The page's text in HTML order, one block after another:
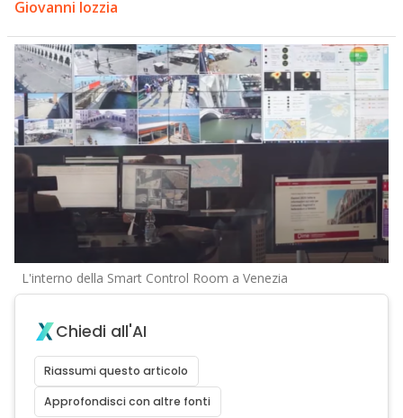
Giovanni Iozzia
L'interno della Smart Control Room a Venezia
Chiedi all'AI
Riassumi questo articolo
Approfondisci con altre fonti